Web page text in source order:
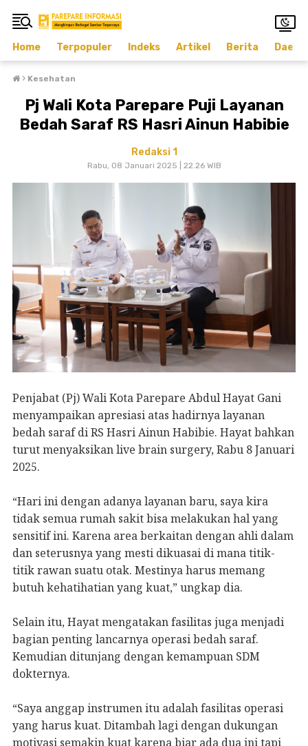
Home Terpopuler Indeks Artikel Berita
› Kesehatan
Pj Wali Kota Parepare Puji Layanan
Bedah Saraf RS Hasri Ainun Habibie
Redaksi 1
Rabu, 08 Januari 2025 | 22.26 WIB
Penjabat (Pj) Wali Kota Parepare Abdul Hayat Gani
menyampaikan apresiasi atas hadirnya layanan
bedah saraf di RS Hasri Ainun Habibie. Hayat bahkan
turut menyaksikan live brain surgery, Rabu 8 Januari
2025.
“Hari ini dengan adanya layanan baru, saya kira
tidak semua rumah sakit bisa melakukan hal yang
sensitif ini. Karena area berkaitan dengan ahli dalam
dan seterusnya yang mesti dikuasai di mana titik-
titik rawan suatu otak. Mestinya harus memang
butuh kehatihatian yang kuat,” ungkap dia.
Selain itu, Hayat mengatakan fasilitas juga menjadi
bagian penting lancarnya operasi bedah saraf.
Kemudian ditunjang dengan kemampuan SDM
dokternya.
“Saya anggap instrumen itu adalah fasilitas operasi
yang harus kuat. Ditambah lagi dengan dukungan
motivasi semakin kuat karena biar ada dua ini tapi